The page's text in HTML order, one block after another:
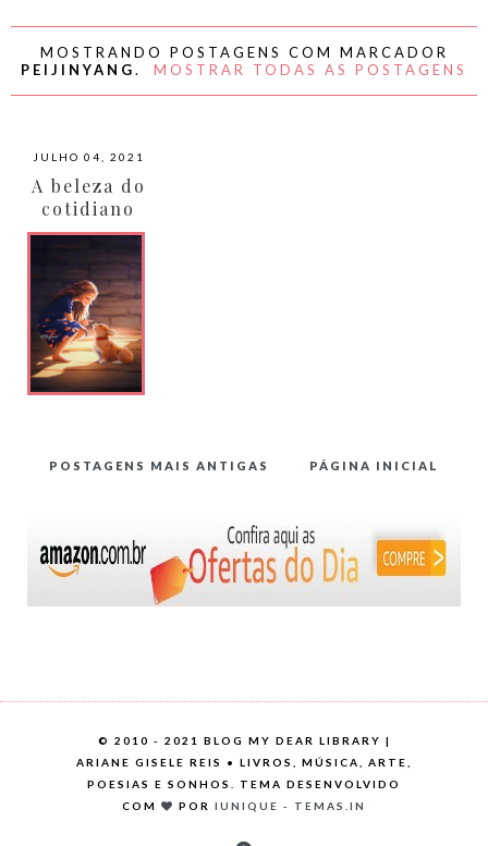
MOSTRANDO POSTAGENS COM MARCADOR
PEIJINYANG. MOSTRAR TODAS AS POSTAGENS
JULHO 04, 2021
A beleza do
cotidiano
nas obras
de Peijin
Yang
POSTAGENS MAIS ANTIGAS PÁGINA INICIAL
© 2010 - 2021 BLOG MY DEAR LIBRARY |
ARIANE GISELE REIS • LIVROS, MÚSICA, ARTE,
POESIAS E SONHOS. TEMA DESENVOLVIDO
COM
POR IUNIQUE - TEMAS.IN